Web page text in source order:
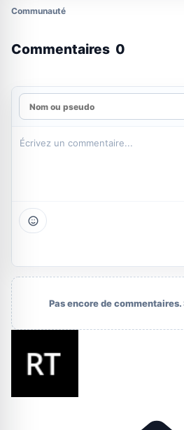
Communauté
Commentaires 0
Pas encore de